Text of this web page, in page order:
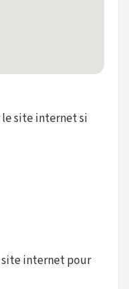
le site internet si
site internet pour